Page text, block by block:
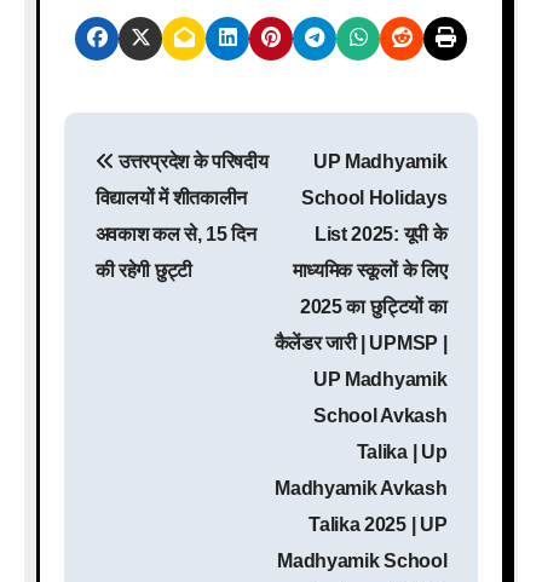
उत्तरप्रदेश के परिषदीय
विद्यालयों में शीतकालीन
अवकाश कल से, 15 दिन
की रहेगी छुट्टी
UP Madhyamik
School Holidays
List 2025: यूपी के
माध्यमिक स्कूलों के लिए
2025 का छुट्टियों का
कैलेंडर जारी | UPMSP |
UP Madhyamik
School Avkash
Talika | Up
Madhyamik Avkash
Talika 2025 | UP
Madhyamik School